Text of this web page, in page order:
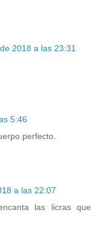
2018 a las 23:31
5:46
perfecto.
a las 22:07
las licras que